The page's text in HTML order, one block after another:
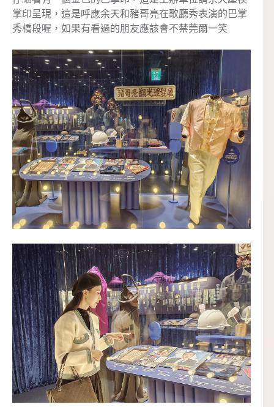
掌印呈現，這是呼應余天和豬哥亮在歌廳秀表演的巴掌
秀橋段喔，如果有看過的朋友應該會不禁莞爾一笑